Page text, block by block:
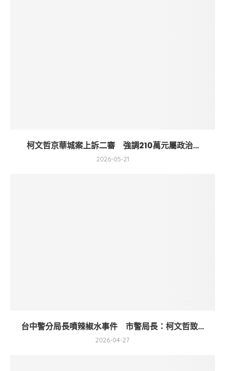
柯文哲京華城案上訴二審 強調210萬元屬政治...
2026-05-21
台中警分局長噴辣椒水事件 市警局長：柯文哲致...
2026-04-27